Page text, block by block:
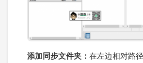
添加同步文件夹 ： 在左边相对路